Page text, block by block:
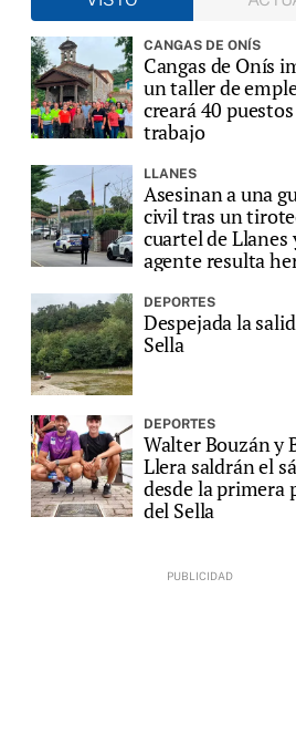
CANGAS DE ONÍS
Cangas de Onís
un taller de
creará 40
trabajo
LLANES
Asesinan a una
civil tras un
cuartel de Llanes
agente resulta
DEPORTES
Despejada la
Sella
DEPORTES
Walter Bouzán y
Llera saldrán el
desde la primera
del Sella